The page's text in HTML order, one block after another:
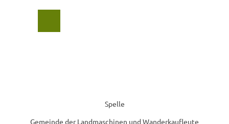
Spelle
Gemeinde der Landmaschinen und Wanderkaufleute